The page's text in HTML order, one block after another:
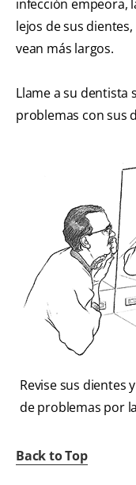
infección empeora,
lejos de sus
vean más largos.
Llame a su dentista
problemas con sus
Revise sus dientes
de problemas por
Back to Top